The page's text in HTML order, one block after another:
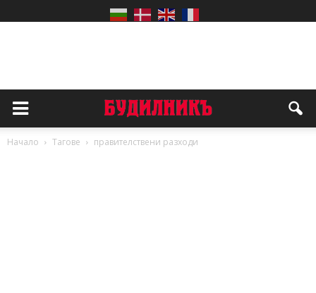
Начало Тагове правителствени разходи